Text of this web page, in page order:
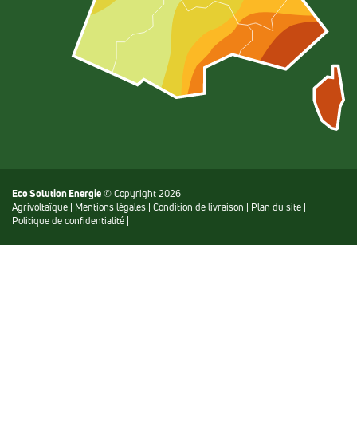
Eco Solution Energie© Copyright 2026
Agrivoltaïque | Mentions légales | Condition de livraison | Plan du site |
Politique de confidentialité |